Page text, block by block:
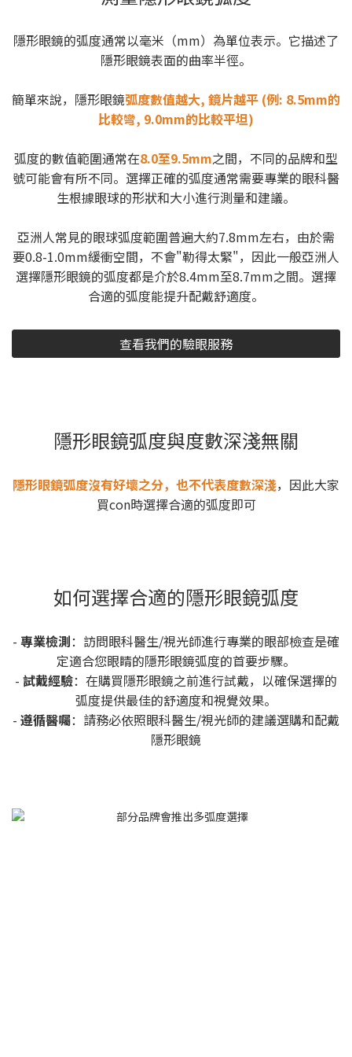
隱形眼鏡的弧度通常以毫米（mm）為單位表示。它描述了
隱形眼鏡表面的曲率半徑。
簡單來說，隱形眼鏡弧度數值越大, 鏡片越平 (例: 8.5mm的
比較彎, 9.0mm的比較平坦)
弧度的數值範圍通常在8.0至9.5mm之間，不同的品牌和型
號可能會有所不同。選擇正確的弧度通常需要專業的眼科醫
生根據眼球的形狀和大小進行測量和建議。
亞洲人常見的眼球弧度範圍普遍大約7.8mm左右，由於需
要0.8-1.0mm緩衝空間，不會"勒得太緊"，因此一般亞洲人
選擇隱形眼鏡的弧度都是介於8.4mm至8.7mm之間。選擇
合適的弧度能提升配戴舒適度。
查看我們的驗眼服務
隱形眼鏡弧度與度數深淺無關
隱形眼鏡弧度沒有好壞之分，也不代表度數深淺，因此大家
買con時選擇合適的弧度即可
如何選擇合適的隱形眼鏡弧度
- 專業檢測：訪問眼科醫生/視光師進行專業的眼部檢查是確
定適合您眼睛的隱形眼鏡弧度的首要步驟。
- 試戴經驗：在購買隱形眼鏡之前進行試戴，以確保選擇的
弧度提供最佳的舒適度和視覺效果。
- 遵循醫囑：請務必依照眼科醫生/視光師的建議選購和配戴
隱形眼鏡